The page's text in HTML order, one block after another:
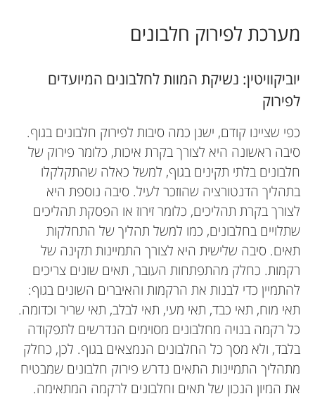
מערכת לפירוק חלבונים
יוביקוויטין: נשיקת המוות לחלבונים המיועדים
לפירוק
כפי שציינו קודם, ישנן כמה סיבות לפירוק חלבונים בגוף.
סיבה ראשונה היא לצורך בקרת איכות, כלומר פירוק של
חלבונים בלתי תקינים בגוף, למשל כאלה שהתקלקלו
בתהליך הדנטורציה שהוזכר לעיל. סיבה נוספת היא
לצורך בקרת תהליכים, כלומר זירוז או הפסקת תהליכים
שתלויים בחלבונים, כמו למשל תהליך של התחלקות
תאים. סיבה שלישית היא לצורך התמיינות תקינה של
רקמות. כחלק מהתפתחות העובר, תאים שונים צריכים
להתמיין כדי לבנות את הרקמות והאיברים השונים בגוף:
תאי מוח, תאי כבד, תאי מעי, תאי לבלב, תאי שריר וכדומה.
כל רקמה בנויה מחלבונים מסוימים הנדרשים לתפקודה
בלבד, ולא מסך כל החלבונים הנמצאים בגוף. לכן, כחלק
מתהליך התמיינות התאים נדרש פירוק חלבונים שמבטיח
את המיון הנכון של תאים וחלבונים לרקמה המתאימה.